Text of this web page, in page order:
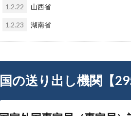
1.2.22 山西省
1.2.23 湖南省
の送り出し機関【